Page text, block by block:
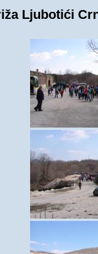
Ljubotići